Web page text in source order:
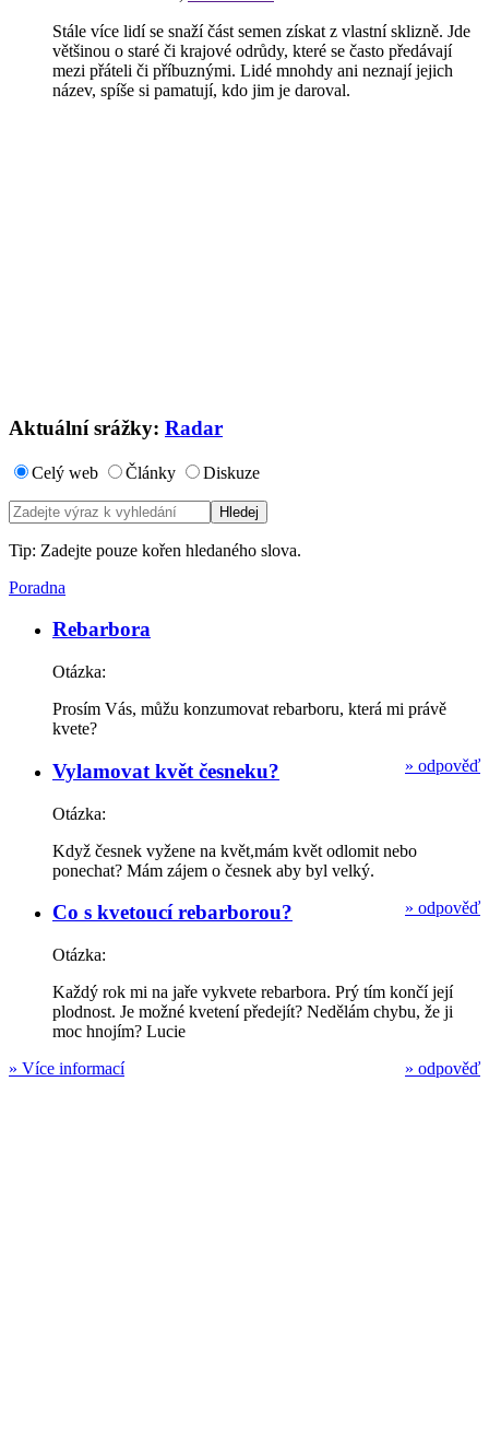
Stále více lidí se snaží část semen získat z vlastní sklizně. Jde
většinou o staré či krajové odrůdy, které se často předávají
mezi přáteli či příbuznými. Lidé mnohdy ani neznají jejich
název, spíše si pamatují, kdo jim je daroval.
Aktuální srážky: Radar
Celý web Články Diskuze
Tip: Zadejte pouze kořen hledaného slova.
Poradna
Rebarbora
Otázka:
Prosím Vás, můžu konzumovat rebarboru, která mi právě
kvete?
» odpověď
Vylamovat květ česneku?
Otázka:
Když česnek vyžene na květ,mám květ odlomit nebo
ponechat? Mám zájem o česnek aby byl velký.
» odpověď
Co s kvetoucí rebarborou?
Otázka:
Každý rok mi na jaře vykvete rebarbora. Prý tím končí její
plodnost. Je možné kvetení předejít? Nedělám chybu, že ji
moc hnojím? Lucie
» odpověď
» Více informací